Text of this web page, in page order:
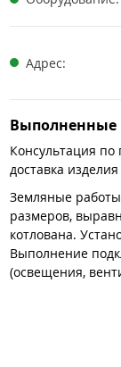
Адрес:
Выполненные
Консультация
доставка
Земляные
размеров,
котлована.
Выполнение
(освещения,